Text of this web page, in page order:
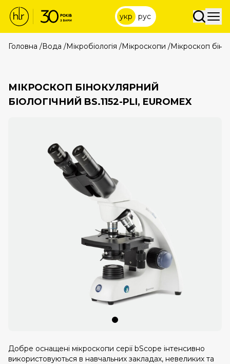
укр рус
Головна /Вода /Мікробіологія /Мікроскопи /Мікроскоп
МІКРОСКОП БІНОКУЛЯРНИЙ
БІОЛОГІЧНИЙ BS.1152-PLI, EUROMEX
Добре оснащені мікроскопи серії bScope інтенсивно
використовуються в навчальних закладах, невеликих та